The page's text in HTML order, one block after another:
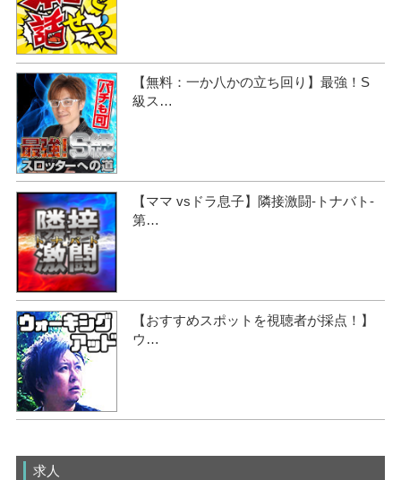
【無料：一か八かの立ち回り】最強！S
級ス…
【ママ vsドラ息子】隣接激闘-トナバト-
第…
【おすすめスポットを視聴者が採点！】
ウ…
求人